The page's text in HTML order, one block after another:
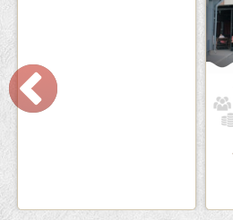
Кафе «Шишка»
Вместимость: